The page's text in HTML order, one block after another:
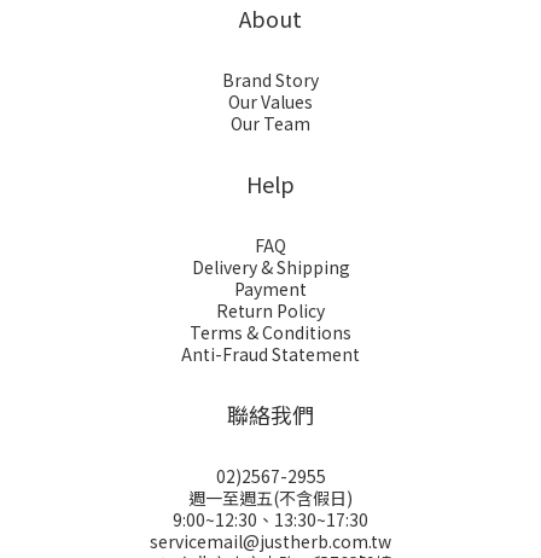
About
Brand Story
Our Values
Our Team
Help
FAQ
Delivery & Shipping
Payment
Return Policy
Terms & Conditions
Anti-Fraud Statement
聯絡我們
02)2567-2955
週一至週五(不含假日)
9:00~12:30、13:30~17:30
servicemail@justherb.com.tw